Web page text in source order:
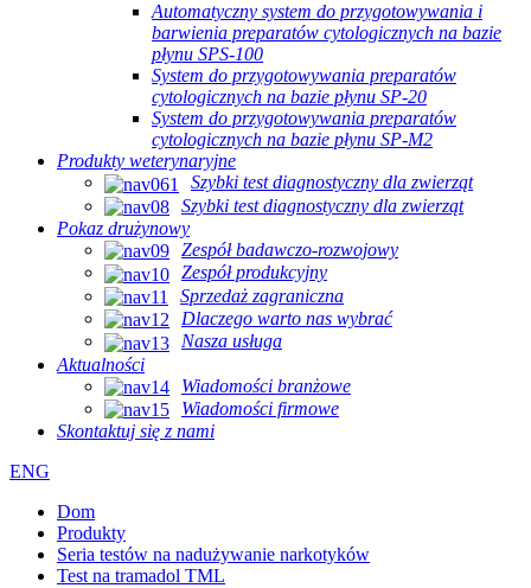
Automatyczny system do przygotowywania i
barwienia preparatów cytologicznych na bazie
płynu SPS-100
System do przygotowywania preparatów
cytologicznych na bazie płynu SP-20
System do przygotowywania preparatów
cytologicznych na bazie płynu SP-M2
Produkty weterynaryjne
Szybki test diagnostyczny dla zwierząt
Szybki test diagnostyczny dla zwierząt
Pokaz drużynowy
Zespół badawczo-rozwojowy
Zespół produkcyjny
Sprzedaż zagraniczna
Dlaczego warto nas wybrać
Nasza usługa
Aktualności
Wiadomości branżowe
Wiadomości firmowe
Skontaktuj się z nami
ENG
Dom
Produkty
Seria testów na nadużywanie narkotyków
Test na tramadol TML